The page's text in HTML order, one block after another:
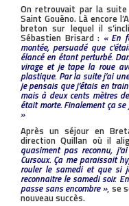
On retrouvait par la
Saint Gouëno. Là encore
breton sur lequel il
Sébastien Brisard : « En
montée, persuadé que
élancé en étant perturbé.
virage et je tape la roue
plastique. Par la suite j’ai
je pensais que j’étais en
mais à deux cents mètres
était morte. Finalement ça
»
Après un séjour en
direction Quillan où il
quasiment pas reconnu,
Cursoux. Ça me paraissait
rouler le samedi et que si
reconnaitre le samedi soir.
passe sans encombre », se
nouveau succès.